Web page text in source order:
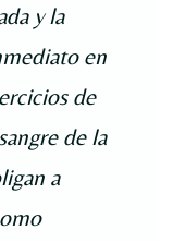
y la
en
de
de la
a